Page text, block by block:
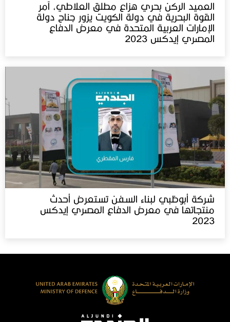
العميد الركن بحري هزاع مطلق العلاطي، آمر
القوة البحرية في دولة الكويت يزور جناح دولة
الإمارات العربية المتحدة في معرض الدفاع
المصري إيدكس 2023
شركة أبوظبي لبناء السفن تستعرض أحدث
منتجاتها في معرض الدفاع المصري إيدكس‬⁩
2023